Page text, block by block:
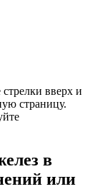
вверх и
страницу.
в
или